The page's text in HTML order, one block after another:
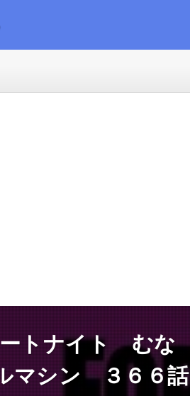
トナイト むな
マシン ３６６話